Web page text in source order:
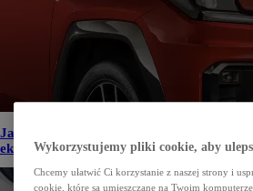
Jakie są rodzaje napędów
ekologicznych na rynku?
Wykorzystujemy pliki cookie, aby
Chcemy ułatwić Ci korzystanie z naszej strony i
cookie, które są umieszczane na Twoim